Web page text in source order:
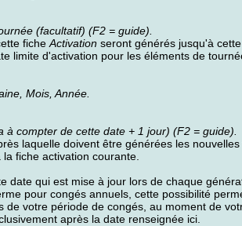
(facultatif) (F2 = guide).
fiche Activation seront générés jusqu'à
limite d'activation pour les éléments de
Mois, Année.
compter de cette date + 1 jour) (F2 = guide).
laquelle doivent être générées les
fiche activation courante.
date qui est mise à jour lors de chaque
pour congés annuels, cette possibilité
votre période de congés, au moment de
après la date renseignée ici.